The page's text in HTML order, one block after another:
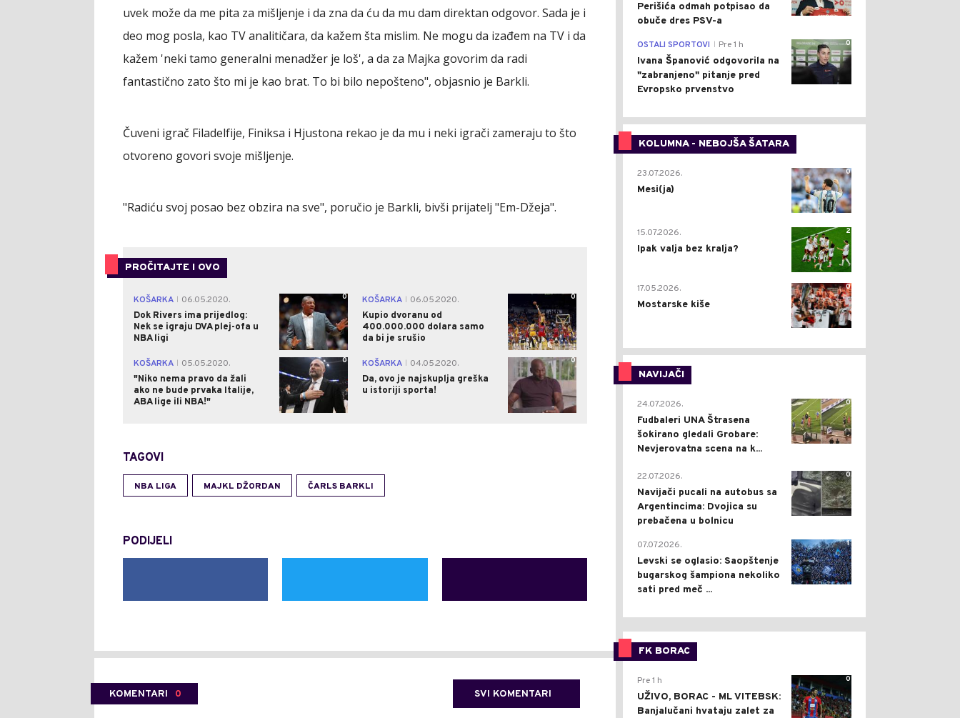
uvek može da me pita za mišljenje i da zna da ću da mu dam direktan odgovor. Sada je i
deo mog posla, kao TV analitičara, da kažem šta mislim. Ne mogu da izađem na TV i da
kažem 'neki tamo generalni menadžer je loš', a da za Majka govorim da radi
fantastično zato što mi je kao brat. To bi bilo nepošteno", objasnio je Barkli.
Čuveni igrač Filadelfije, Finiksa i Hjustona rekao je da mu i neki igrači zameraju to što
otvoreno govori svoje mišljenje.
"Radiću svoj posao bez obzira na sve", poručio je Barkli, bivši prijatelj "Em-Džeja".
PROČITAJTE I OVO
KOŠARKA
06.05.2020.
Dok Rivers ima prijedlog:
Nek se igraju DVA plej-ofa u
NBA ligi
0 KOŠARKA
06.05.2020.
Kupio dvoranu od
400.000.000 dolara samo
da bi je srušio
0
KOŠARKA
05.05.2020.
"Niko nema pravo da žali
ako ne bude prvaka Italije,
ABA lige ili NBA!"
0 KOŠARKA
04.05.2020.
Da, ovo je najskuplja greška
u istoriji sporta!
0
TAGOVI
NBA LIGA MAJKL DŽORDAN ČARLS BARKLI
PODIJELI
KOMENTARI 0 SVI KOMENTARI
Perišića odmah potpisao da
obuče dres PSV-a
0
OSTALI SPORTOVI Pre 1 h
Ivana Španović odgovorila na
"zabranjeno" pitanje pred
Evropsko prvenstvo
KOLUMNA - NEBOJŠA ŠATARA
0
23.07.2026.
Mesi(ja)
2
15.07.2026.
Ipak valja bez kralja?
0
17.05.2026.
Mostarske kiše
NAVIJAČI
0
24.07.2026.
Fudbaleri UNA Štrasena
šokirano gledali Grobare:
Nevjerovatna scena na k...
0
22.07.2026.
Navijači pucali na autobus sa
Argentincima: Dvojica su
prebačena u bolnicu
1
07.07.2026.
Levski se oglasio: Saopštenje
bugarskog šampiona nekoliko
sati pred meč ...
FK BORAC
0
Pre 1 h
UŽIVO, BORAC - ML VITEBSK:
Banjalučani hvataju zalet za